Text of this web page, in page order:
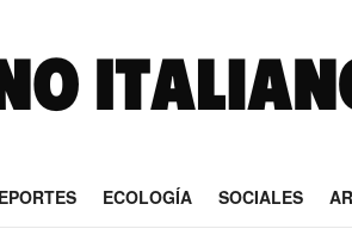
ECOLOGÍA SOCIALES